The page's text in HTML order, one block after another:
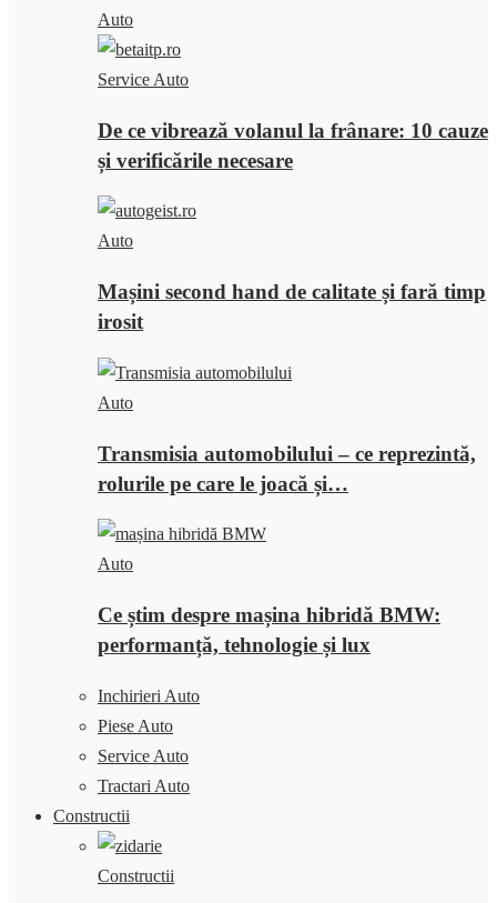
Auto
Service Auto
De ce vibrează volanul la frânare: 10 cauze
și verificările necesare
Auto
Mașini second hand de calitate și fară timp
irosit
Auto
Transmisia automobilului – ce reprezintă,
rolurile pe care le joacă și…
Auto
Ce știm despre mașina hibridă BMW:
performanță, tehnologie și lux
Inchirieri Auto
Piese Auto
Service Auto
Tractari Auto
Constructii
Constructii